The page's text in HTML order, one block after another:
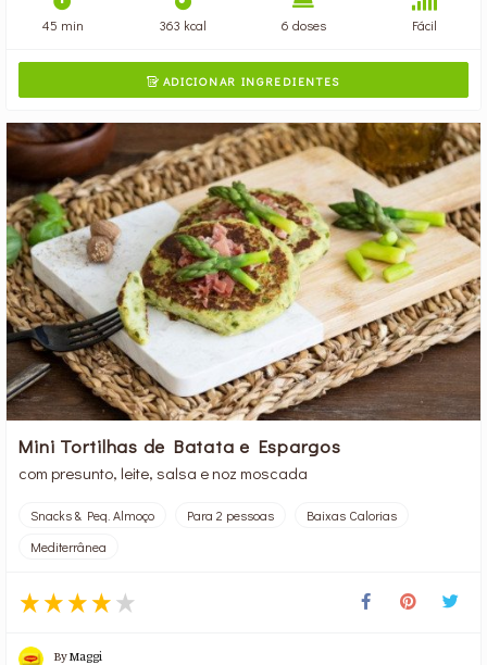
45 min 363 kcal 6 doses Fácil
ADICIONAR INGREDIENTES
Mini Tortilhas de Batata e Espargos
com presunto, leite, salsa e noz moscada
Snacks & Peq. Almoço Para 2 pessoas
Baixas Calorias
Mediterrânea
ByMaggi